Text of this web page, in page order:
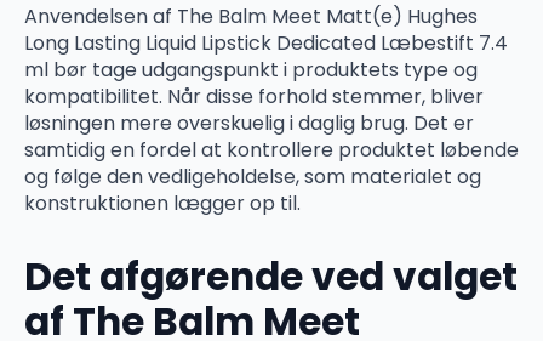
Anvendelsen af The Balm Meet Matt(e) Hughes
Long Lasting Liquid Lipstick Dedicated Læbestift 7.4
ml bør tage udgangspunkt i produktets type og
kompatibilitet. Når disse forhold stemmer, bliver
løsningen mere overskuelig i daglig brug. Det er
samtidig en fordel at kontrollere produktet løbende
og følge den vedligeholdelse, som materialet og
konstruktionen lægger op til.
Det afgørende ved valget
af The Balm Meet